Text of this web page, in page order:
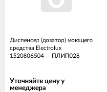
Диспенсер (дозатор) моющего
средства Electrolux
1520806504 — ПЛИП028
Уточняйте цену у
менеджера